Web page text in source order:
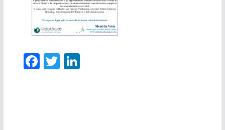
F T Li